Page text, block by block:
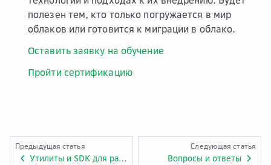
полезен тем, кто только погружается в мир
облаков или готовится к миграции в облако.
Оставить заявку на обучение
Пройти сертификацию
Предыдущая статья
Утилиты и SDK для работы с облаком Advanced
Следующая статья
Вопросы и ответы